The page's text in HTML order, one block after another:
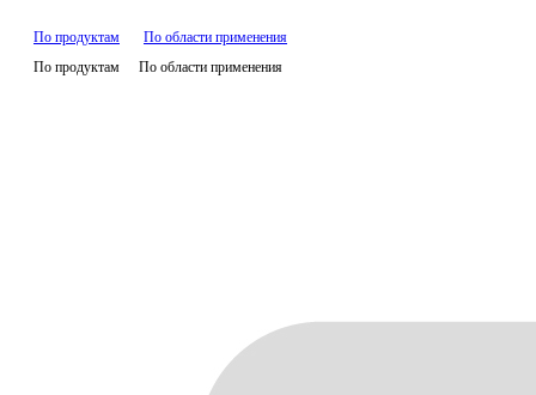
По продуктам
По области применения
По продуктам
По области применения